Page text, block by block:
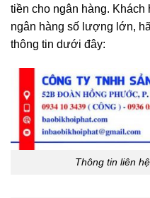
tiền cho ngân hàng. Khách
ngân hàng số lượng lớn,
thông tin dưới đây:
Thông tin liên